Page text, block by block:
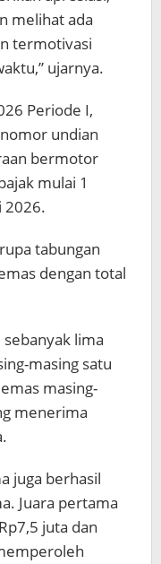
melihat ada
termotivasi
ujarnya.
Periode I,
undian
bermotor
mulai 1
2026.
tabungan
dengan total
lima
masing satu
masing-
menerima
juga berhasil
Juara pertama
juta dan